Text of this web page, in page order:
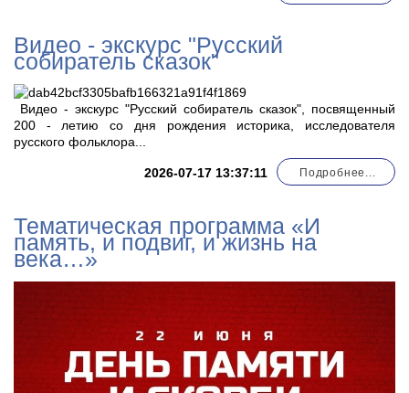
Видео - экскурс "Русский
собиратель сказок"
2026-07-17 13:37:11
Видео - экскурс "Русский собиратель сказок", посвященный
200 - летию со дня рождения историка, исследователя
русского фольклора...
Подробнее...
Тематическая программа «И
память, и подвиг, и жизнь на
века…»